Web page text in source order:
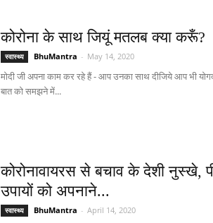
कोरोना के साथ जियूं मतलब क्या करूँ?
स्वास्थ्य BhuMantra - May 14, 2020
मोदी जी अपना काम कर रहे हैं - आप उनका साथ दीजिये आप भी
बात को समझने में...
कोरोनावायरस से बचाव के देशी नुस्खे,
उपायों को अपनाने...
स्वास्थ्य BhuMantra - April 14, 2020